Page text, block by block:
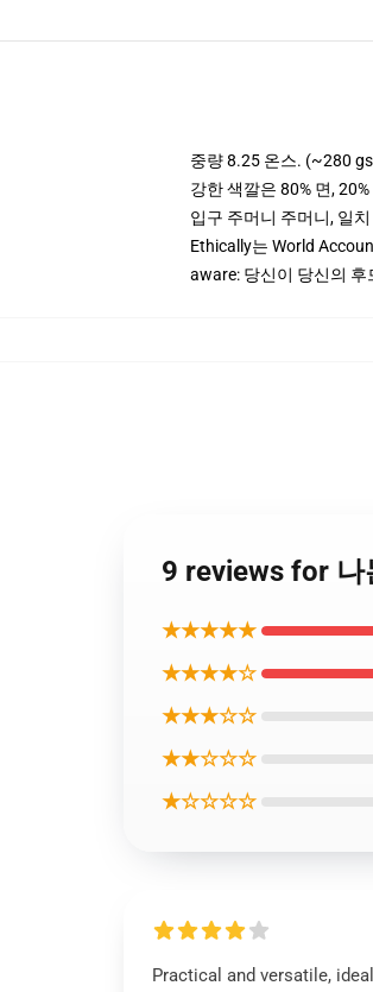
중량 8.25 온스. (~280
강한 색깔은 80% 면,
입구 주머니 주머니, 일
Ethically는 World
aware: 당신이 당신의 후
9 reviews for 나
★★★★★
★★★★☆
★★★☆☆
★★☆☆☆
★☆☆☆☆
Practical and versatile,